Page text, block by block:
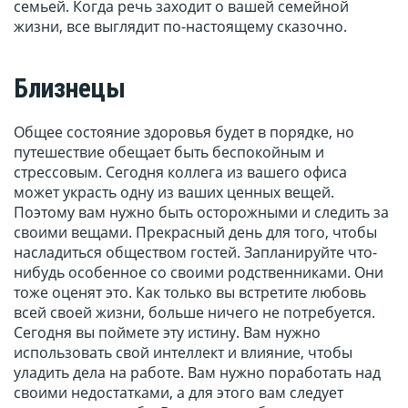
семьей. Когда речь заходит о вашей семейной
жизни, все выглядит по-настоящему сказочно.
Близнецы
Общее состояние здоровья будет в порядке, но
путешествие обещает быть беспокойным и
стрессовым. Сегодня коллега из вашего офиса
может украсть одну из ваших ценных вещей.
Поэтому вам нужно быть осторожными и следить за
своими вещами. Прекрасный день для того, чтобы
насладиться обществом гостей. Запланируйте что-
нибудь особенное со своими родственниками. Они
тоже оценят это. Как только вы встретите любовь
всей своей жизни, больше ничего не потребуется.
Сегодня вы поймете эту истину. Вам нужно
использовать свой интеллект и влияние, чтобы
уладить дела на работе. Вам нужно поработать над
своими недостатками, а для этого вам следует